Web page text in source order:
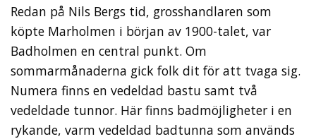
Redan på Nils Bergs tid, grosshandlaren som
köpte Marholmen i början av 1900-talet, var
Badholmen en central punkt. Om
sommarmånaderna gick folk dit för att tvaga sig.
Numera finns en vedeldad bastu samt två
vedeldade tunnor. Här finns badmöjligheter i en
rykande, varm vedeldad badtunna som används